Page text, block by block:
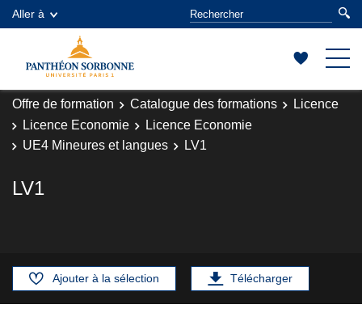
Aller à
Offre de formation Catalogue des formations
Licence
Licence Economie
Licence Economie
UE4 Mineures et langues
LV1
LV1
Ajouter à la sélection Télécharger